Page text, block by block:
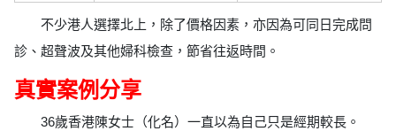
不少港人選擇北上，除了價格因素，亦因為可同日完成問
診、超聲波及其他婦科檢查，節省往返時間。
真實案例分享
36歲香港陳女士（化名）一直以為自己只是經期較長。